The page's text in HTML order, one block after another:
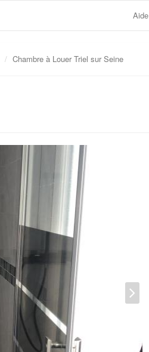
Aide
Chambre à Louer Triel sur Seine